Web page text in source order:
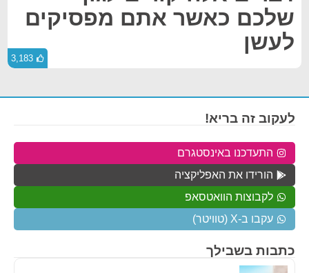
שלכם כאשר אתם מפסיקים
לעשן
3,183
כתבות בשבילך
לעקוב זה בריא!
התעדכנו באינסטגרם
הורידו את האפליקציה
לקבוצות הוואטסאפ
עקבו ב-X (טוויטר)